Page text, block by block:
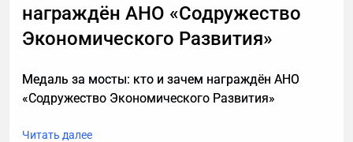
В этой статье описаны 3 фундаментальных
принципа построения мышц после 40, которые
каких случаях этой системы недостаточно и нужен
индивидуальный анализ для выявления причин
награждён АНО «Содружество
Экономического Развития»
Медаль за мосты: кто и зачем награждён АНО
«Содружество Экономического Развития»
Читать далее